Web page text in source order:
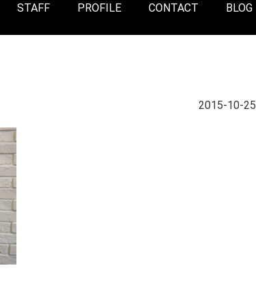
STAFF PROFILE CONTACT BLOG
2015-10-25